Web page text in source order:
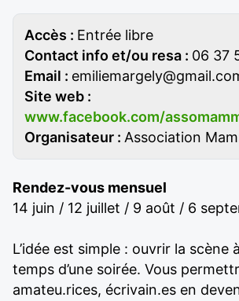
Accès : Entrée libre
Contact info et/ou resa : 06 37
Email :
Site web :
www.facebook.com/
Organisateur : Association
Rendez-vous mensuel
14 juin / 12 juillet / 9 août / 6
L’idée est simple : ouvrir la scène
temps d’une soirée. Vous
amateu.rices, écrivain.es en